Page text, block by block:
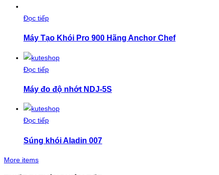
Đọc tiếp
Máy Tạo Khói Pro 900 Hãng Anchor Chef
Đọc tiếp
Máy đo độ nhớt NDJ-5S
Đọc tiếp
Súng khói Aladin 007
More items